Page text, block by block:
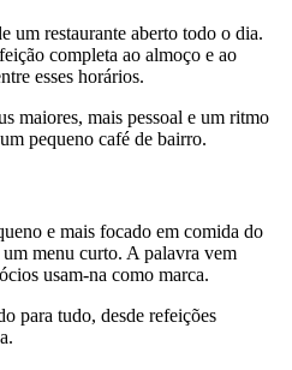
um restaurante aberto todo o dia.
completa ao almoço e ao
esses horários.
maiores, mais pessoal e um ritmo
pequeno café de bairro.
e mais focado em comida do
menu curto. A palavra vem
usam-na como marca.
para tudo, desde refeições